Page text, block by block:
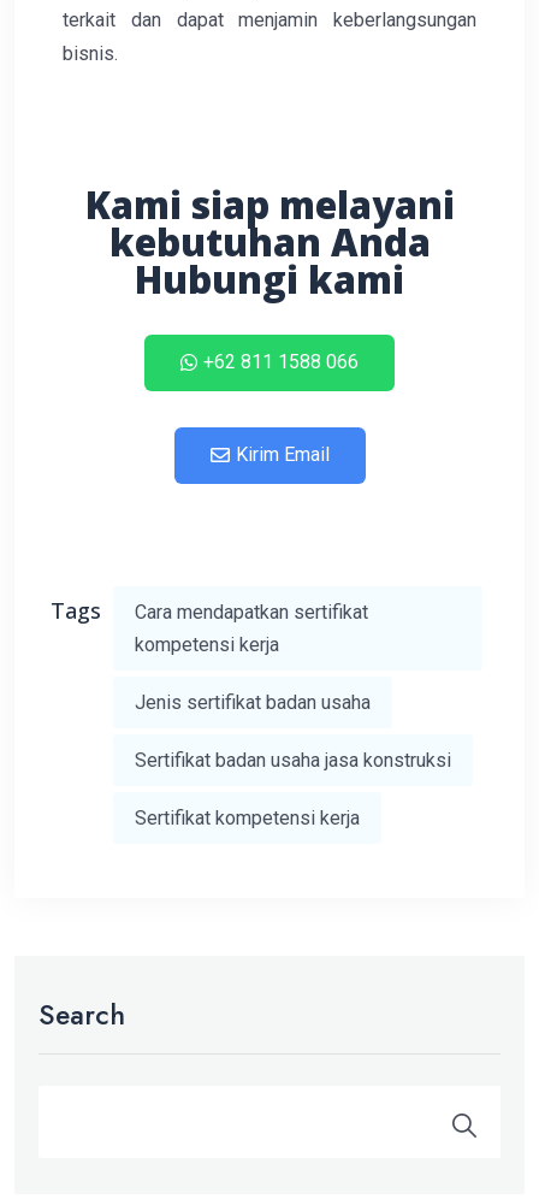
terkait dan dapat menjamin keberlangsungan
bisnis.
Kami siap melayani
kebutuhan Anda
Hubungi kami
+62 811 1588 066
Kirim Email
Tags
Cara mendapatkan sertifikat
kompetensi kerja
Jenis sertifikat badan usaha
Sertifikat badan usaha jasa konstruksi
Sertifikat kompetensi kerja
Search